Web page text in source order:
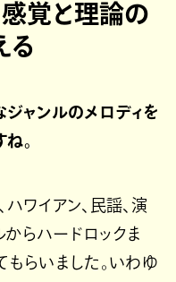
覚と理論の
る
ャンルのメロディを
。
ワイアン、民謡、演
らハードロックま
もらいました。いわゆ